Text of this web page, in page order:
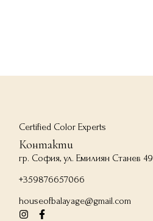
Certified Color Experts
Контакти
гр. София, ул. Емилиян Станев 49
+359876657066
houseofbalayage@gmail.com